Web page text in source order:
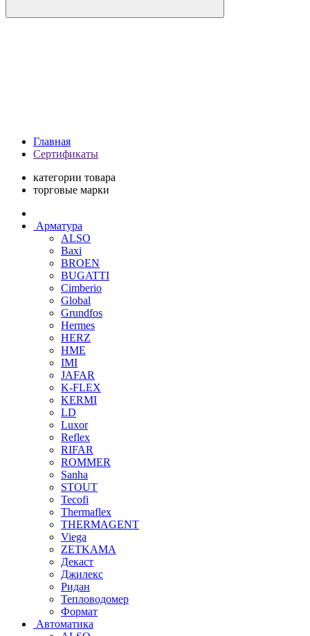
Главная
Сертификаты
категории товара
торговые марки
Арматура
ALSO
Baxi
BROEN
BUGATTI
Cimberio
Global
Grundfos
Hermes
HERZ
HME
IMI
JAFAR
K-FLEX
KERMI
LD
Luxor
Reflex
RIFAR
ROMMER
Sanha
STOUT
Tecofi
Thermaflex
THERMAGENT
Viega
ZETKAMA
Декаст
Джилекс
Ридан
Тепловодомер
Формат
Автоматика